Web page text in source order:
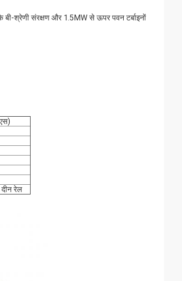
श्रेणी संरक्षण और 1.5MW से ऊपर पवन टर्बाइनों
रेल